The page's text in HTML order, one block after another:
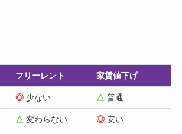
フリーレント 家賃値下げ
◎ 少ない △ 普通
△ 変わらない ◎ 安い